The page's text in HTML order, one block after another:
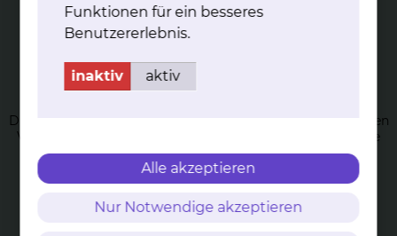
Phy­sio­the­ra­pie in der Ger­ia­trie
Die Physiotherapie der Geriatrie umfasst die therapeutischen
Verfahren der Bewegungstherapie, sowie die physikalische
Therapie.
mehr
Funktionen für ein besseres
Benutzererlebnis.
inaktiv aktiv
Alle akzeptieren
Nur Notwendige akzeptieren